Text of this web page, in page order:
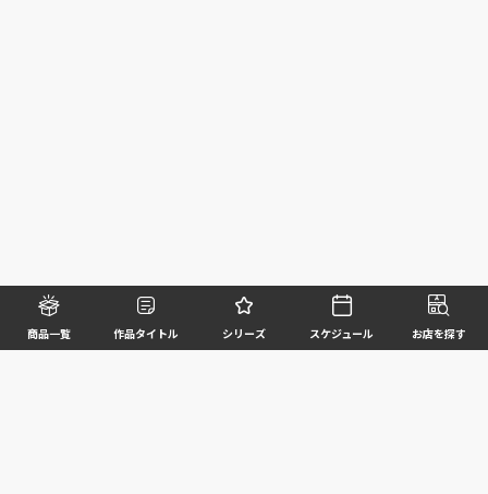
商品一覧 作品タイトル シリーズ スケジュール お店を探す